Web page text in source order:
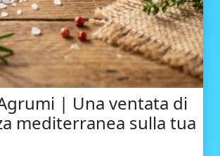
| Una ventata di
mediterranea sulla tua